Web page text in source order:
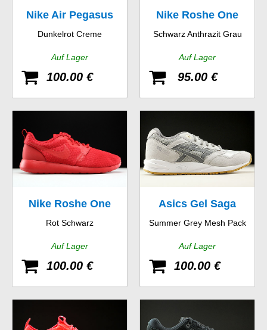
Nike Air Pegasus
New Racer
Dunkelrot Creme
Auf Lager
100.00 €
Nike Roshe One
Suede
Schwarz Anthrazit Grau
Auf Lager
95.00 €
Nike Roshe One
Hyp
Rot Schwarz
Auf Lager
100.00 €
Asics Gel Saga
Summer Grey Mesh Pack
Auf Lager
100.00 €